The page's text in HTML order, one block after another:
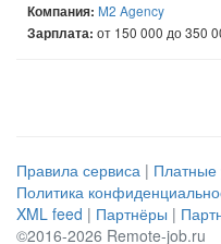
Компания: M2 Agency
Зарплата: от 150 000 до 350
Правила сервиса | Платные
Политика
XML feed | Партнёры |
©2016-2026 Remote-job.ru